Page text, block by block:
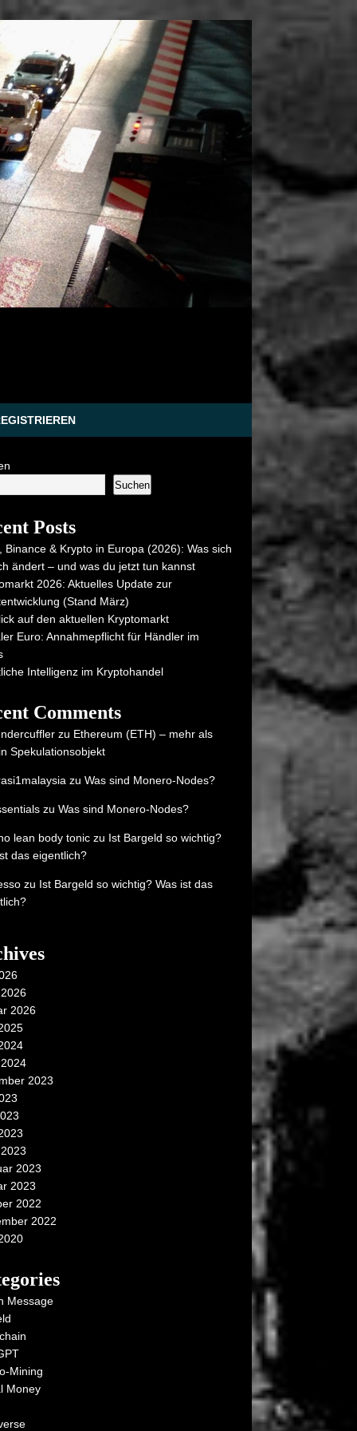
Suchen
Posts
Binance & Krypto in Europa (2026): Was sich
ändert – und was du jetzt tun kannst
2026: Aktuelles Update zur
(Stand März)
auf den aktuellen Kryptomarkt
Euro: Annahmepflicht für Händler im
Intelligenz im Kryptohandel
Comments
zu Ethereum (ETH) – mehr als
Spekulationsobjekt
zu Was sind Monero-Nodes?
zu Was sind Monero-Nodes?
lean body toniczu Ist Bargeld so wichtig?
das eigentlich?
zu Ist Bargeld so wichtig? Was ist das
2026
2023
2023
2023
2022
2022
Message
Mining
Money